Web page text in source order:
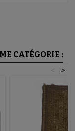
CATÉGORIE :
>
<